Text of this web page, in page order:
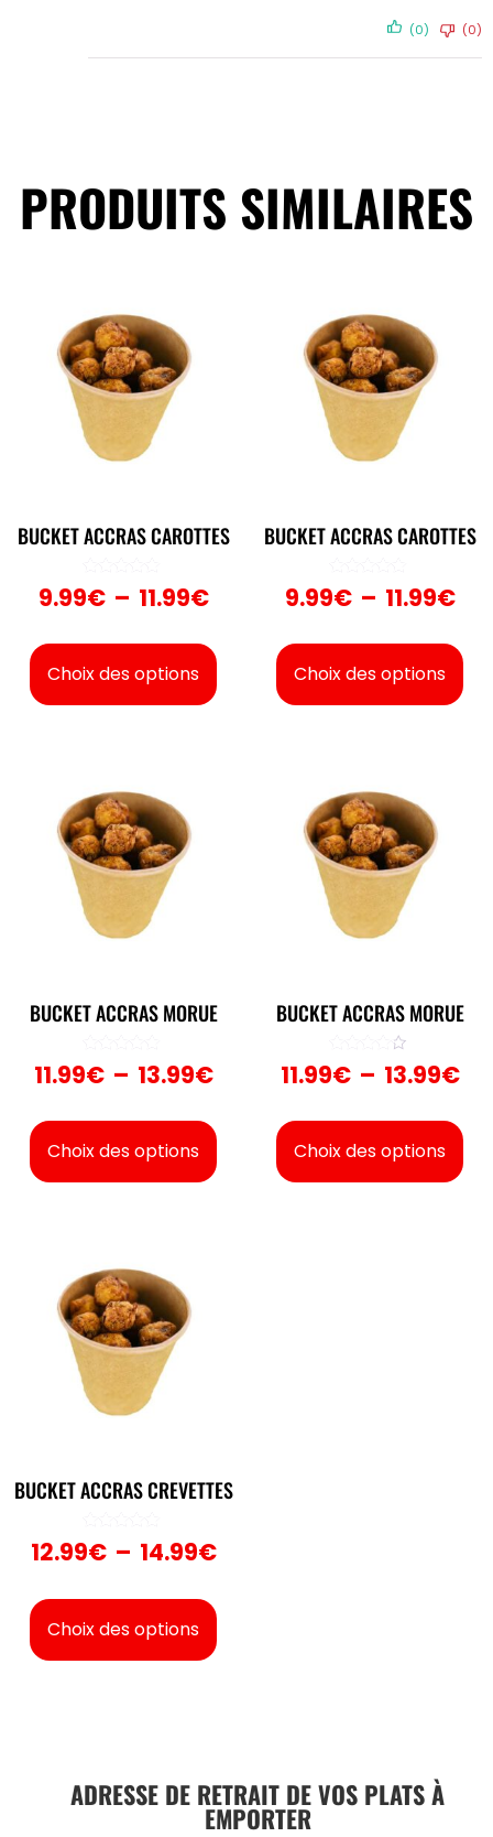
(0) (0)
PRODUITS SIMILAIRES​
BUCKET ACCRAS CAROTTES
5.00
9.99€ – 11.99€
Choix des options
BUCKET ACCRAS CAROTTES
5.00
9.99€ – 11.99€
Choix des options
BUCKET ACCRAS MORUE
5.00
11.99€ – 13.99€
Choix des options
BUCKET ACCRAS MORUE
Note
4.00
11.99€ – 13.99€
Choix des options
BUCKET ACCRAS CREVETTES
5.00
12.99€ – 14.99€
Choix des options
ADRESSE DE RETRAIT DE VOS PLATS À
EMPORTER